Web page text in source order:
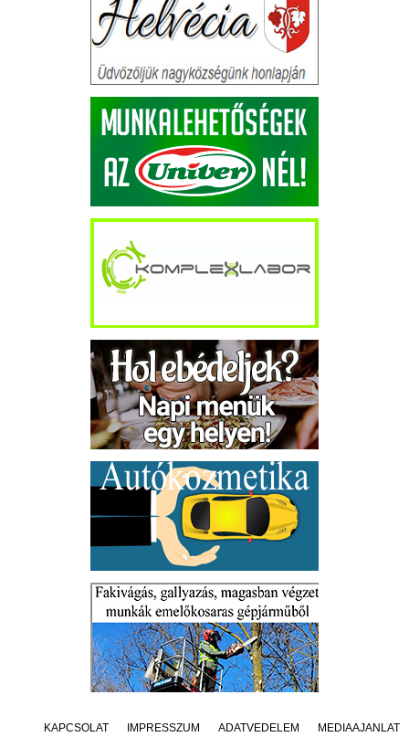
KAPCSOLAT IMPRESSZUM ADATVÉDELEM MÉDIAAJÁNLAT